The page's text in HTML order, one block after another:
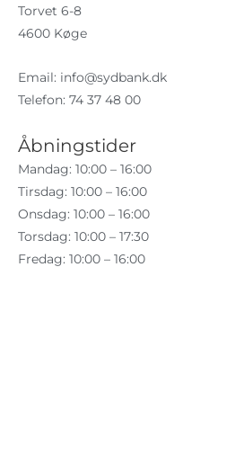
Torvet 6-8
4600 Køge
Email: info@sydbank.dk
Telefon: 74 37 48 00
Åbningstider
Mandag: 10:00 – 16:00
Tirsdag: 10:00 – 16:00
Onsdag: 10:00 – 16:00
Torsdag: 10:00 – 17:30
Fredag: 10:00 – 16:00